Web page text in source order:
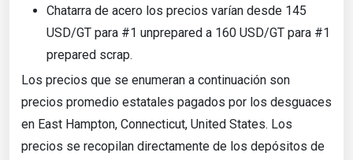
Chatarra de acero los precios varían desde 145
USD/GT para #1 unprepared a 160 USD/GT para #1
prepared scrap.
Los precios que se enumeran a continuación son
precios promedio estatales pagados por los desguaces
en East Hampton, Connecticut, United States. Los
precios se recopilan directamente de los depósitos de